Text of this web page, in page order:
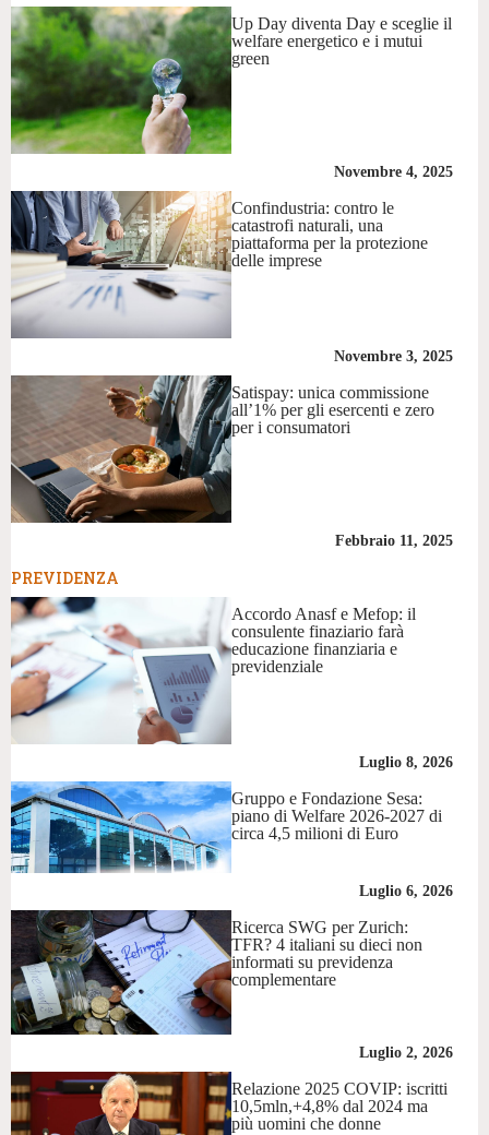
Up Day diventa Day e sceglie il
welfare energetico e i mutui
green
Novembre 4, 2025
Confindustria: contro le
catastrofi naturali, una
piattaforma per la protezione
delle imprese
Novembre 3, 2025
Satispay: unica commissione
all’1% per gli esercenti e zero
per i consumatori
Febbraio 11, 2025
PREVIDENZA
Accordo Anasf e Mefop: il
consulente finaziario farà
educazione finanziaria e
previdenziale
Luglio 8, 2026
Gruppo e Fondazione Sesa:
piano di Welfare 2026-2027 di
circa 4,5 milioni di Euro
Luglio 6, 2026
Ricerca SWG per Zurich:
TFR? 4 italiani su dieci non
informati su previdenza
complementare
Luglio 2, 2026
Relazione 2025 COVIP: iscritti
10,5mln,+4,8% dal 2024 ma
più uomini che donne